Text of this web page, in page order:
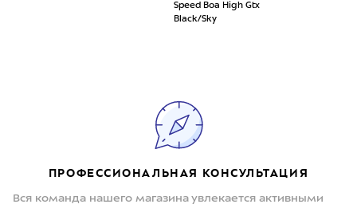
Speed Boa High Gtx
Black/Sky
ПРОФЕССИОНАЛЬНАЯ КОНСУЛЬТАЦИЯ
Вся команда нашего магазина увлекается активными